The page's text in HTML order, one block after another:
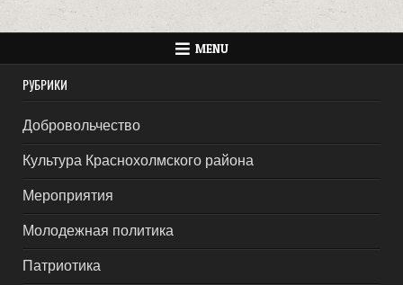
MENU
РУБРИКИ
Добровольчество
Культура Краснохолмского района
Мероприятия
Молодежная политика
Патриотика